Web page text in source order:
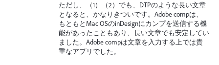
ただし、（1）（2）でも、DTPのような長い文章
となると、かなりきついです。Adobe compは、
もともとMac OSのinDesignにカンプを送信する機
能があったこともあり、長い文章でも安定してい
ました。Adobe compは文章を入力する上では貴
重なアプリでした。